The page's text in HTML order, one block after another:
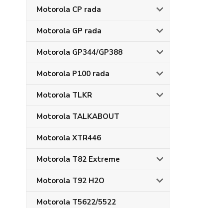
Motorola CP rada
Motorola GP rada
Motorola GP344/GP388
Motorola P100 rada
Motorola TLKR
Motorola TALKABOUT
Motorola XTR446
Motorola T82 Extreme
Motorola T92 H2O
Motorola T5622/5522